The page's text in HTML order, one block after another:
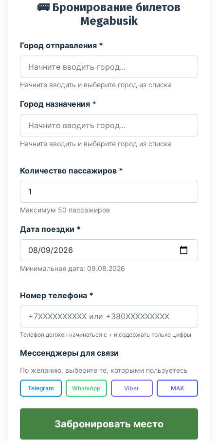
🚌 Бронирование билетов
Megabusik
Город отправления *
Начните вводить и выберите город из списка
Город назначения *
Начните вводить и выберите город из списка
Количество пассажиров *
Максимум 50 пассажиров
Дата поездки *
Минимальная дата: 09.08.2026
Номер телефона *
Телефон должен начинаться с + и содержать только цифры
Мессенджеры для связи
По желанию, выберите те, которыми пользуетесь
Telegram WhatsApp Viber MAX
Забронировать место